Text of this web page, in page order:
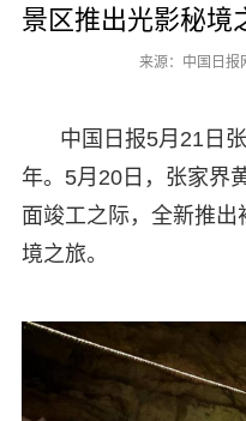
景区推出光影秘境
来源：中国日报
中国日报5月21日
年。5月20日，张家界
面竣工之际，全新推
境之旅。